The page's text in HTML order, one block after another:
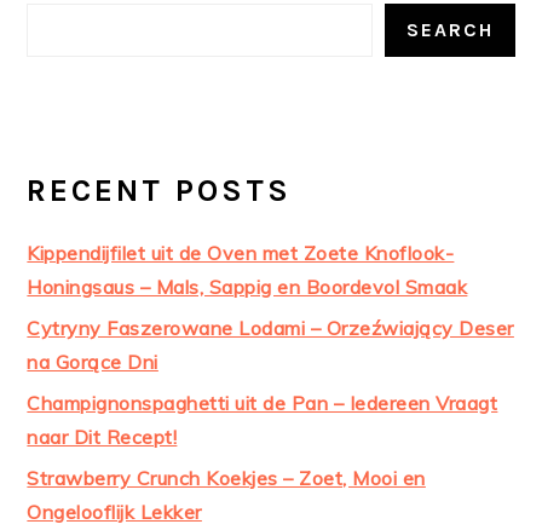
SEARCH
RECENT POSTS
Kippendijfilet uit de Oven met Zoete Knoflook-
Honingsaus – Mals, Sappig en Boordevol Smaak
Cytryny Faszerowane Lodami – Orzeźwiający Deser
na Gorące Dni
Champignonspaghetti uit de Pan – Iedereen Vraagt
naar Dit Recept!
Strawberry Crunch Koekjes – Zoet, Mooi en
Ongelooflijk Lekker